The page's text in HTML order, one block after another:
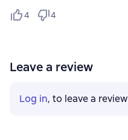
4 4
Leave a review
Log in, to leave a review